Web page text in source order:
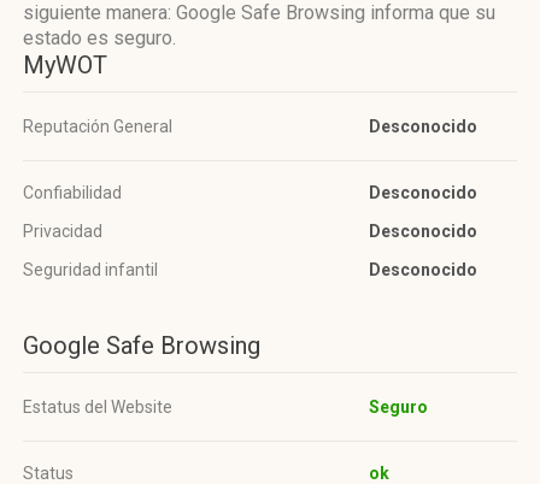
siguiente manera: Google Safe Browsing informa que su
estado es seguro.
MyWOT
Reputación General Desconocido
Confiabilidad
Desconocido
Privacidad
Desconocido
Seguridad infantil
Desconocido
Google Safe Browsing
Estatus del Website Seguro
Status ok